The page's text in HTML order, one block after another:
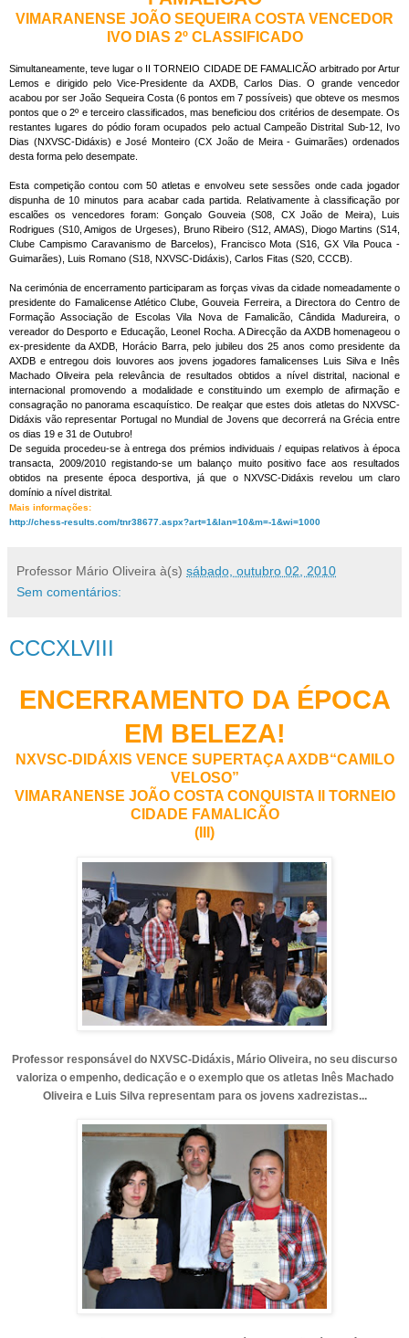
VIMARANENSE JOÃO SEQUEIRA COSTA VENCEDOR
IVO DIAS 2º CLASSIFICADO
Simultaneamente, teve lugar o II TORNEIO CIDADE DE FAMALICÃO arbitrado por Artur
Lemos e dirigido pelo Vice-Presidente da AXDB, Carlos Dias. O grande vencedor
acabou por ser João Sequeira Costa (6 pontos em 7 possíveis) que obteve os mesmos
pontos que o 2º e terceiro classificados, mas beneficiou dos critérios de desempate. Os
restantes lugares do pódio foram ocupados pelo actual Campeão Distrital Sub-12, Ivo
Dias (NXVSC-Didáxis) e José Monteiro (CX João de Meira - Guimarães) ordenados
desta forma pelo desempate.
Esta competição contou com 50 atletas e envolveu sete sessões onde cada jogador
dispunha de 10 minutos para acabar cada partida. Relativamente à classificação por
escalões os vencedores foram: Gonçalo Gouveia (S08, CX João de Meira), Luis
Rodrigues (S10, Amigos de Urgeses), Bruno Ribeiro (S12, AMAS), Diogo Martins (S14,
Clube Campismo Caravanismo de Barcelos), Francisco Mota (S16, GX Vila Pouca -
Guimarães), Luis Romano (S18, NXVSC-Didáxis), Carlos Fitas (S20, CCCB).
Na cerimónia de encerramento participaram as forças vivas da cidade nomeadamente o
presidente do Famalicense Atlético Clube, Gouveia Ferreira, a Directora do Centro de
Formação Associação de Escolas Vila Nova de Famalicão, Cândida Madureira, o
vereador do Desporto e Educação, Leonel Rocha. A Direcção da AXDB homenageou o
ex-presidente da AXDB, Horácio Barra, pelo jubileu dos 25 anos como presidente da
AXDB e entregou dois louvores aos jovens jogadores famalicenses Luis Silva e Inês
Machado Oliveira pela relevância de resultados obtidos a nível distrital, nacional e
internacional promovendo a modalidade e constituindo um exemplo de afirmação e
consagração no panorama escaquístico. De realçar que estes dois atletas do NXVSC-
Didáxis vão representar Portugal no Mundial de Jovens que decorrerá na Grécia entre
os dias 19 e 31 de Outubro!
De seguida procedeu-se à entrega dos prémios individuais / equipas relativos à época
transacta, 2009/2010 registando-se um balanço muito positivo face aos resultados
obtidos na presente época desportiva, já que o NXVSC-Didáxis revelou um claro
domínio a nível distrital.
Mais informações:
http://chess-results.com/tnr38677.aspx?art=1&lan=10&m=-1&wi=1000
Professor Mário Oliveira à(s) sábado, outubro 02, 2010
Sem comentários:
CCCXLVIII
ENCERRAMENTO DA ÉPOCA
EM BELEZA!
NXVSC-DIDÁXIS VENCE SUPERTAÇA AXDB“CAMILO
VELOSO”
VIMARANENSE JOÃO COSTA CONQUISTA II TORNEIO
CIDADE FAMALICÃO
(III)
Professor responsável do NXVSC-Didáxis, Mário Oliveira, no seu discurso
valoriza o empenho, dedicação e o exemplo que os atletas Inês Machado
Oliveira e Luis Silva representam para os jovens xadrezistas...